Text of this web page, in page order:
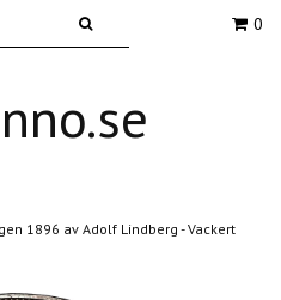
0
1896 av Adolf Lindberg - Vackert